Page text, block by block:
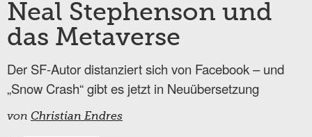
Neal Stephenson und
das Metaverse
Der SF-Autor distanziert sich von Facebook – und
„Snow Crash“ gibt es jetzt in Neuübersetzung
von Christian Endres